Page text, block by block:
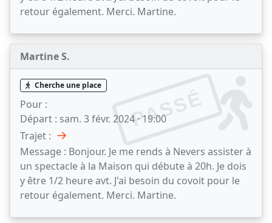
retour également. Merci. Martine.
Martine S.
PASSÉ
Cherche une place
Pour :
Départ : sam. 3 févr. 2024 · 19:00
Trajet : →
Message : Bonjour. Je me rends à Nevers assister à
un spectacle à la Maison qui débute à 20h. Je dois
y être 1/2 heure avt. J'ai besoin du covoit pour le
retour également. Merci. Martine.